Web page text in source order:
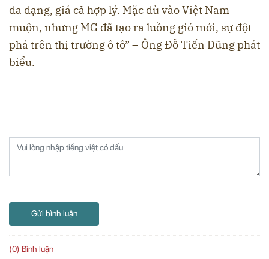
đa dạng, giá cả hợp lý. Mặc dù vào Việt Nam
muộn, nhưng MG đã tạo ra luồng gió mới, sự đột
phá trên thị trường ô tô” – Ông Đỗ Tiến Dũng phát
biểu.
Gửi bình luận
(0) Bình luận